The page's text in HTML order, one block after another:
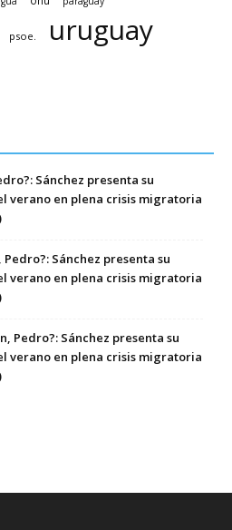
psoe. uruguay
Sánchez presenta su
verano en plena crisis migratoria
Pedro?: Sánchez presenta su
verano en plena crisis migratoria
Pedro?: Sánchez presenta su
verano en plena crisis migratoria